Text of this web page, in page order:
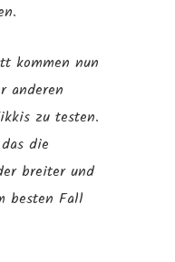
kommen nun
anderen
zu testen.
die
breiter und
besten Fall